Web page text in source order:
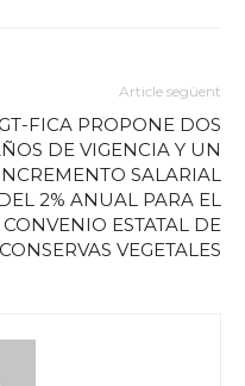
Article següent
FICA PROPONE DOS
DE VIGENCIA Y UN
SALARIAL
2% ANUAL PARA EL
CONVENIO ESTATAL DE
CONSERVAS VEGETALES